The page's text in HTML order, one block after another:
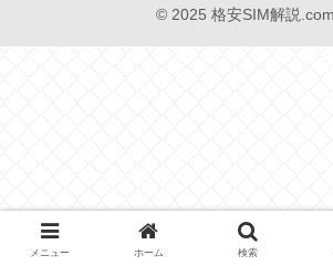
© 2025 格安SIM解説.com.
メニュー ホーム 検索